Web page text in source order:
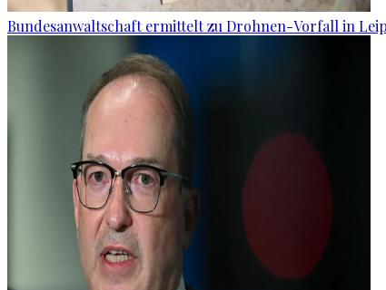
Bundesanwaltschaft ermittelt zu Drohnen-Vorfall in